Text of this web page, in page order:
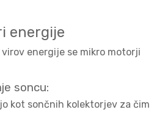
energije
energije se mikro motorji
soncu:
kot sončnih kolektorjev za čim